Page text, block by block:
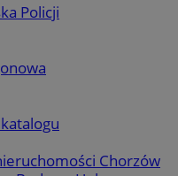
Policji
Chorzów